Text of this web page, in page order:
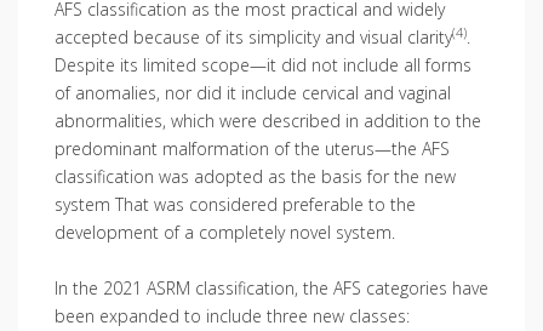
AFS classification as the most practical and widely
accepted because of its simplicity and visual clarity(4).
Despite its limited scope—it did not include all forms
of anomalies, nor did it include cervical and vaginal
abnormalities, which were described in addition to the
predominant malformation of the uterus—the AFS
classification was adopted as the basis for the new
system That was considered preferable to the
development of a completely novel system.
In the 2021 ASRM classification, the AFS categories have
been expanded to include three new classes: